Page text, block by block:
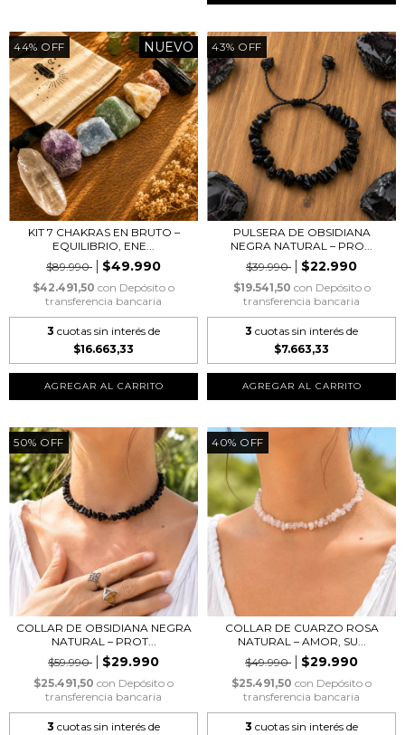
44% OFF NUEVO
KIT 7 CHAKRAS EN BRUTO –
EQUILIBRIO, ENE...
$89.990
$49.990
$42.491,50 con Depósito o
transferencia bancaria
3 cuotas sin interés de
$16.663,33
43% OFF
PULSERA DE OBSIDIANA
NEGRA NATURAL – PRO...
$39.990
$22.990
$19.541,50 con Depósito o
transferencia bancaria
3 cuotas sin interés de
$7.663,33
50% OFF
COLLAR DE OBSIDIANA NEGRA
NATURAL – PROT...
$59.990
$29.990
$25.491,50 con Depósito o
transferencia bancaria
3 cuotas sin interés de
40% OFF
COLLAR DE CUARZO ROSA
NATURAL – AMOR, SU...
$49.990
$29.990
$25.491,50 con Depósito o
transferencia bancaria
3 cuotas sin interés de